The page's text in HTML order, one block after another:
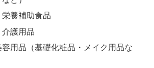
養補助食品
護用品
用品（基礎化粧品・メイク用品な